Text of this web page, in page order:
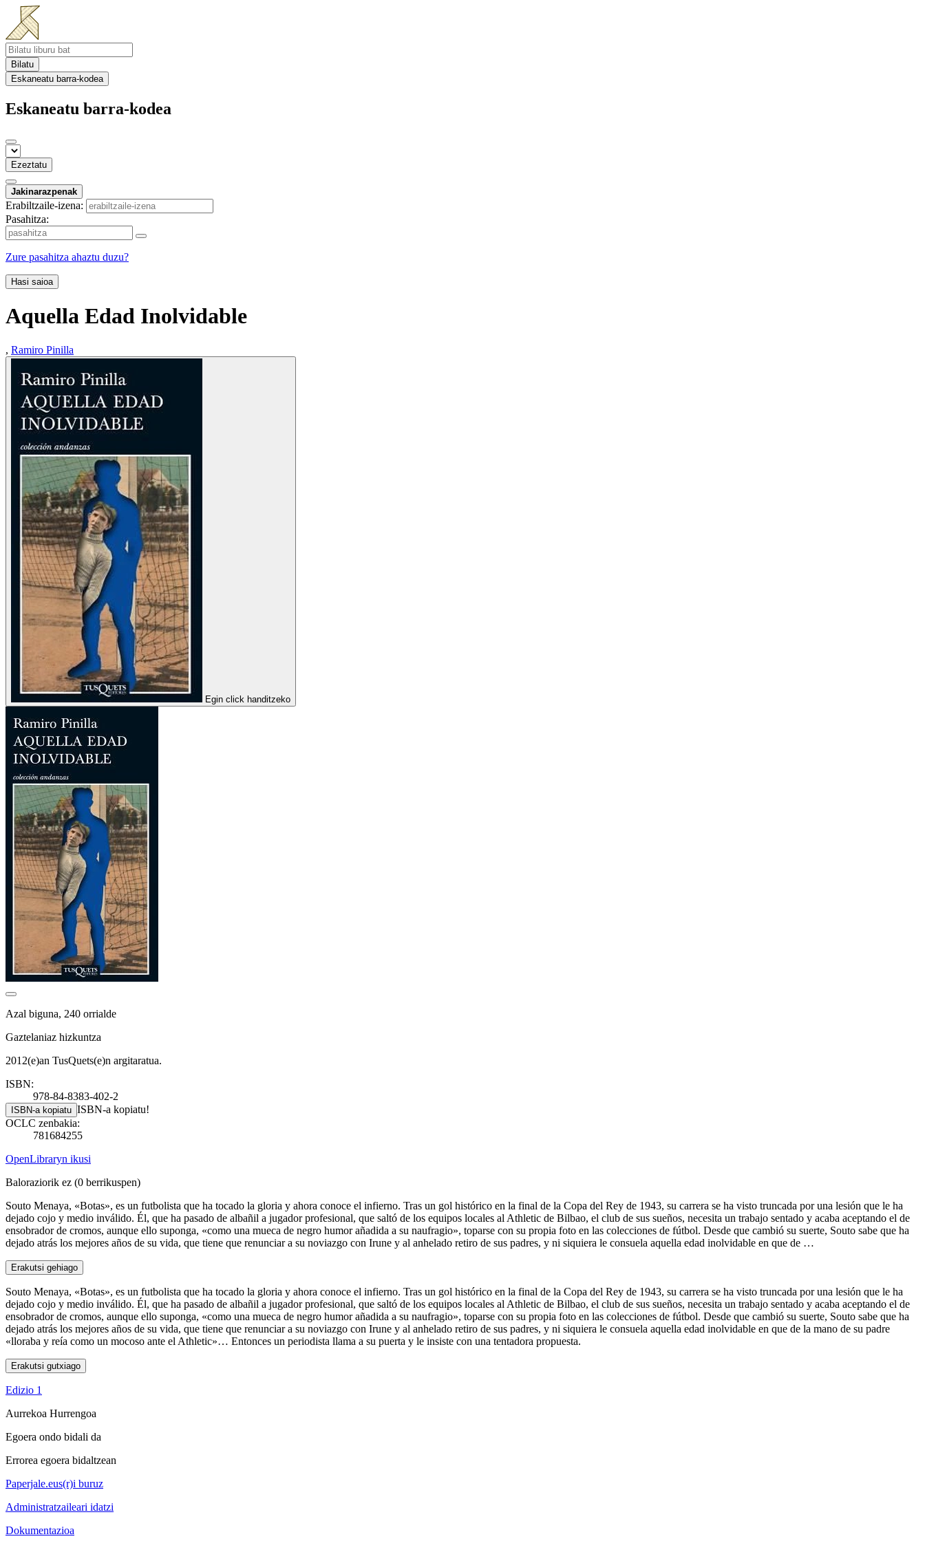
Bilatu
Eskaneatu barra-kodea
Eskaneatu barra-kodea
Ezeztatu
Jakinarazpenak
Erabiltzaile-izena:
Pasahitza:
Zure pasahitza ahaztu duzu?
Hasi saioa
Aquella Edad Inolvidable
, Ramiro Pinilla
Egin click handitzeko
Azal biguna, 240 orrialde
Gaztelaniaz hizkuntza
2012(e)an TusQuets(e)n argitaratua.
ISBN:
978-84-8383-402-2
ISBN-a kopiatu ISBN-a kopiatu!
OCLC zenbakia:
781684255
OpenLibraryn ikusi
Baloraziorik ez (0 berrikuspen)
Souto Menaya, «Botas», es un futbolista que ha tocado la gloria y ahora conoce el infierno. Tras un gol histórico en la final de la Copa del Rey de 1943, su carrera se ha visto truncada por una lesión que le ha
dejado cojo y medio inválido. Él, que ha pasado de albañil a jugador profesional, que saltó de los equipos locales al Athletic de Bilbao, el club de sus sueños, necesita un trabajo sentado y acaba aceptando el de
ensobrador de cromos, aunque ello suponga, «como una mueca de negro humor añadida a su naufragio», toparse con su propia foto en las colecciones de fútbol. Desde que cambió su suerte, Souto sabe que ha
dejado atrás los mejores años de su vida, que tiene que renunciar a su noviazgo con Irune y al anhelado retiro de sus padres, y ni siquiera le consuela aquella edad inolvidable en que de …
Erakutsi gehiago
Souto Menaya, «Botas», es un futbolista que ha tocado la gloria y ahora conoce el infierno. Tras un gol histórico en la final de la Copa del Rey de 1943, su carrera se ha visto truncada por una lesión que le ha
dejado cojo y medio inválido. Él, que ha pasado de albañil a jugador profesional, que saltó de los equipos locales al Athletic de Bilbao, el club de sus sueños, necesita un trabajo sentado y acaba aceptando el de
ensobrador de cromos, aunque ello suponga, «como una mueca de negro humor añadida a su naufragio», toparse con su propia foto en las colecciones de fútbol. Desde que cambió su suerte, Souto sabe que ha
dejado atrás los mejores años de su vida, que tiene que renunciar a su noviazgo con Irune y al anhelado retiro de sus padres, y ni siquiera le consuela aquella edad inolvidable en que de la mano de su padre
«lloraba y reía como un mocoso ante el Athletic»… Entonces un periodista llama a su puerta y le insiste con una tentadora propuesta.
Erakutsi gutxiago
Edizio 1
Aurrekoa Hurrengoa
Egoera ondo bidali da
Errorea egoera bidaltzean
Paperjale.eus(r)i buruz
Administratzaileari idatzi
Dokumentazioa